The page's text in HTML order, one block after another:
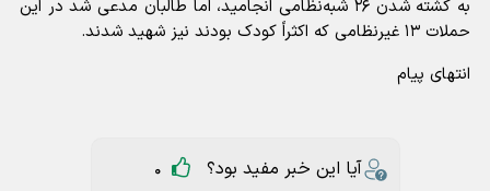
به کشته شدن ۲۶ شبه‌نظامی انجامید، اما طالبان مدعی شد در این
حملات ۱۳ غیرنظامی که اکثراً کودک بودند نیز شهید شدند.
انتهای پیام
آیا این خبر مفید بود؟ 0